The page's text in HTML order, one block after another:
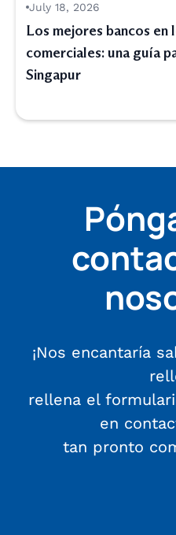
July 18, 2026
Los mejores bancos en
comerciales: una guía
Singapur
¡Nos encantaría
rellena el
en
tan pronto